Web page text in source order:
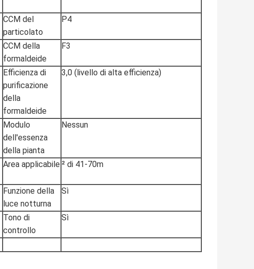
CCM del
particolato
P4
CCM della
formaldeide
F3
Efficienza di
purificazione
della
formaldeide
3,0 (livello di alta efficienza)
Modulo
dell'essenza
della pianta
Nessun
Area applicabile ² di 41-70m
Funzione della
luce notturna
Sì
Tono di
controllo
Sì